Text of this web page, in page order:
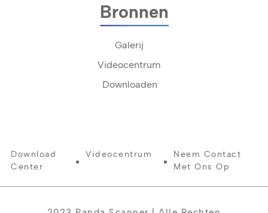
Bronnen
Galerij
Videocentrum
Downloaden
Download
Center
Videocentrum
Neem Contact
Met Ons Op